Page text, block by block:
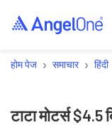
होम पेज › समाचार › हिंदी
टाटा मोटर्स $4.5